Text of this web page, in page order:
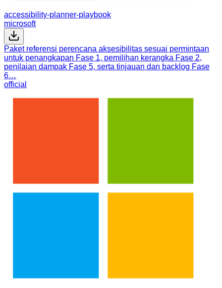
accessibility-planner-playbook
microsoft
Paket referensi perencana aksesibilitas sesuai permintaan
untuk penangkapan Fase 1, pemilihan kerangka Fase 2,
penilaian dampak Fase 5, serta tinjauan dan backlog Fase
6…
official